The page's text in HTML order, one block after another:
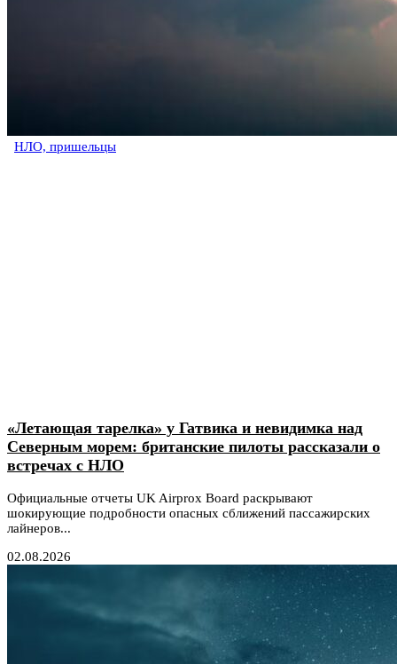
НЛО, пришельцы
«Летающая тарелка» у Гатвика и невидимка над
Северным морем: британские пилоты рассказали о
встречах с НЛО
Официальные отчеты UK Airprox Board раскрывают
шокирующие подробности опасных сближений пассажирских
лайнеров...
02.08.2026